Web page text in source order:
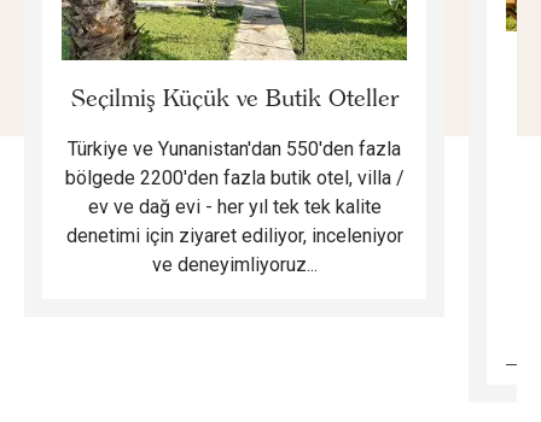
Seçilmiş Küçük ve Butik Oteller
Türkiye ve Yunanistan'dan 550'den fazla
bölgede 2200'den fazla butik otel, villa /
ev ve dağ evi - her yıl tek tek kalite
denetimi için ziyaret ediliyor, inceleniyor
ve deneyimliyoruz...